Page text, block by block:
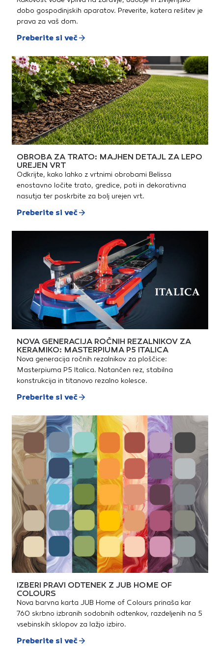
dobo gospodinjskih aparatov. Preverite, katera rešitev je
prava za vaš dom.
Preberite si več
OBROBA ZA TRATO: MAJHEN DETAJL ZA LEPO
UREJEN VRT
Odkrijte, kako lahko z vrtnimi obrobami Belissa
enostavno ločite trato, gredice, poti in dekorativna
nasutja ter poskrbite za bolj urejen vrt.
Preberite si več
NOVA GENERACIJA ROČNIH REZALNIKOV ZA
KERAMIKO: MASTERPIUMA P5 ITALICA
Nova generacija ročnih rezalnikov za ploščice:
Masterpiuma P5 Italica. Natančen rez, stabilna
konstrukcija in titanovo rezalno kolesce.
Preberite si več
IZBERI PRAVI ODTENEK Z JUB HOME OF
COLOURS
Nova barvna karta JUB Home of Colours prinaša kar
760 skrbno izbranih sodobnih odtenkov, razdeljenih na 5
vsebinskih sklopov za lažjo izbiro.
Preberite si več